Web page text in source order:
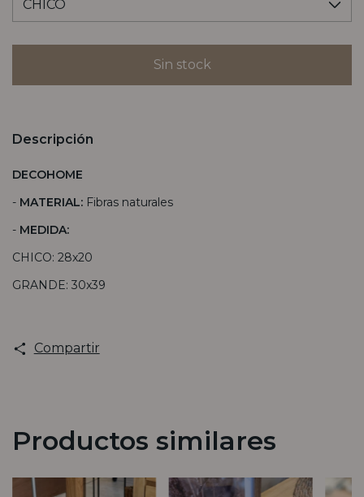
Descripción
DECOHOME
- MATERIAL: Fibras naturales
- MEDIDA:
CHICO: 28x20
GRANDE: 30x39
Compartir
Productos similares